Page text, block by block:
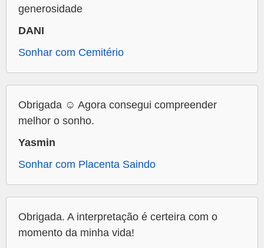
generosidade
DANI
Sonhar com Cemitério
Obrigada ☺️ Agora consegui compreender
melhor o sonho.
Yasmin
Sonhar com Placenta Saindo
Obrigada. A interpretação é certeira com o
momento da minha vida!